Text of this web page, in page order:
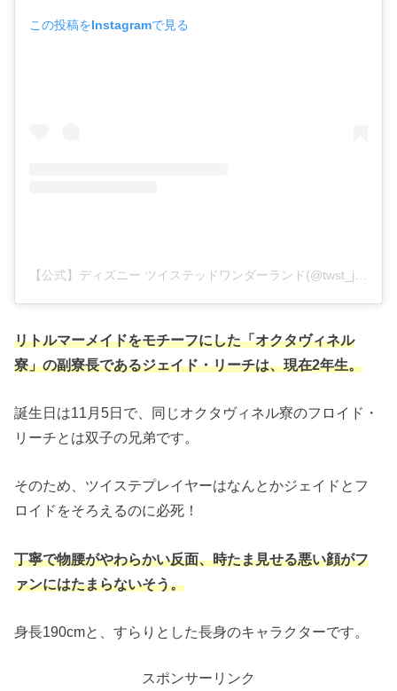
この投稿をInstagramで見る
リトルマーメイドをモチーフにした「オクタヴィネル
寮」の副寮長であるジェイド・リーチは、現在2年生。
誕生日は11月5日で、同じオクタヴィネル寮のフロイド・
リーチとは双子の兄弟です。
そのため、ツイステプレイヤーはなんとかジェイドとフ
ロイドをそろえるのに必死！
丁寧で物腰がやわらかい反面、時たま見せる悪い顔がフ
ァンにはたまらないそう。
身長190cmと、すらりとした長身のキャラクターです。
スポンサーリンク